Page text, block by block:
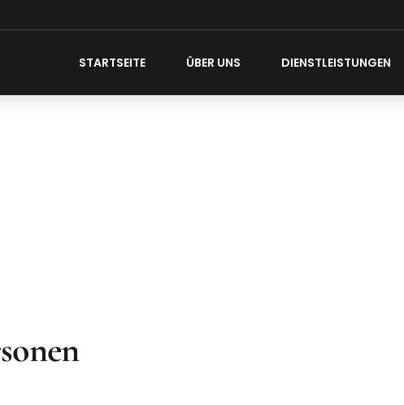
STARTSEITE ÜBER UNS DIENSTLEISTUNGEN